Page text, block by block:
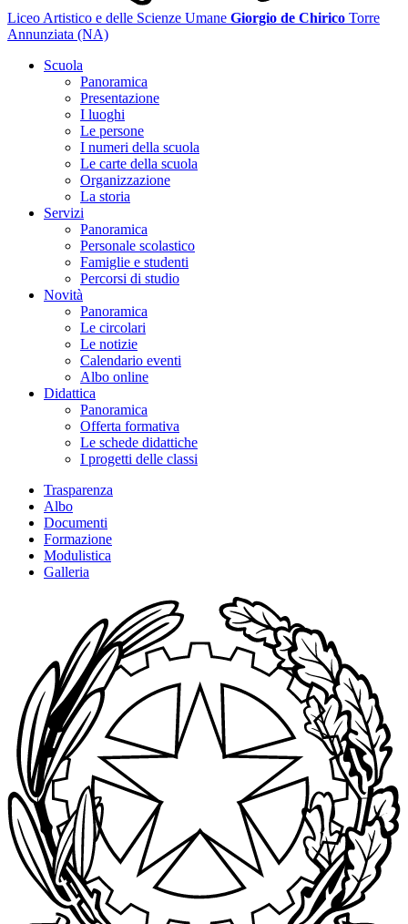
Liceo Artistico e delle Scienze Umane Giorgio de Chirico Torre
Annunziata (NA)
Scuola
Panoramica
Presentazione
I luoghi
Le persone
I numeri della scuola
Le carte della scuola
Organizzazione
La storia
Servizi
Panoramica
Personale scolastico
Famiglie e studenti
Percorsi di studio
Novità
Panoramica
Le circolari
Le notizie
Calendario eventi
Albo online
Didattica
Panoramica
Offerta formativa
Le schede didattiche
I progetti delle classi
Trasparenza
Albo
Documenti
Formazione
Modulistica
Galleria